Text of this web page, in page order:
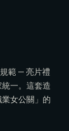
範 — 亮片禮
一。這套造
女公關」的